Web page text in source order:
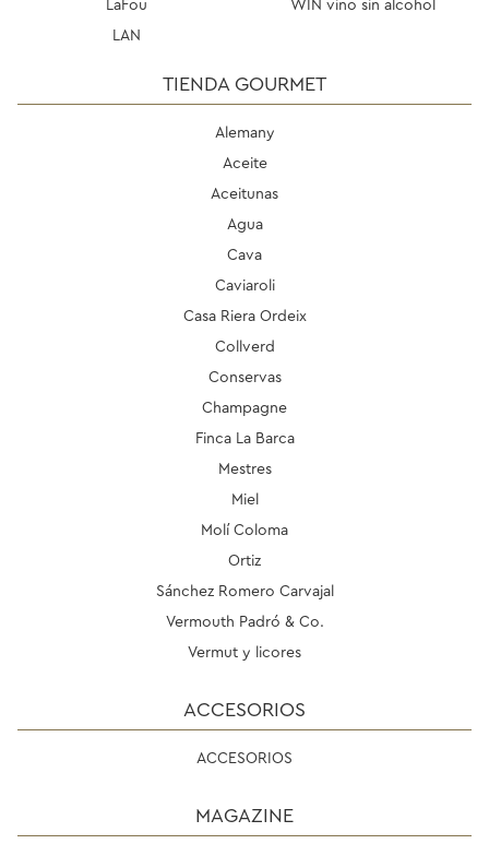
LaFou
LAN
WIN vino sin alcohol
TIENDA GOURMET
Alemany
Aceite
Aceitunas
Agua
Cava
Caviaroli
Casa Riera Ordeix
Collverd
Conservas
Champagne
Finca La Barca
Mestres
Miel
Molí Coloma
Ortiz
Sánchez Romero Carvajal
Vermouth Padró & Co.
Vermut y licores
ACCESORIOS
ACCESORIOS
MAGAZINE